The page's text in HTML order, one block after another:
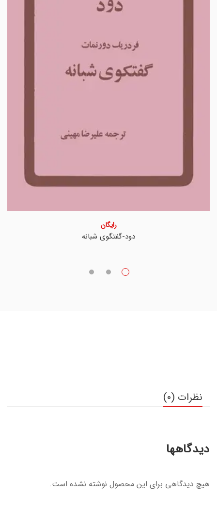
دود-گفتگوی شبانه
رایگان
نظرات (0)
دیدگاهها
هیچ دیدگاهی برای این محصول نوشته نشده است.